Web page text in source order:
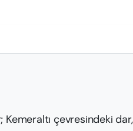
Kemeraltı çevresindeki